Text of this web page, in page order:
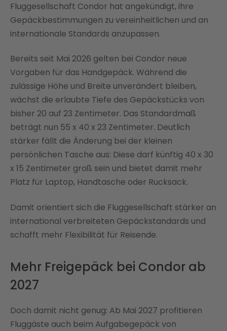
Fluggesellschaft Condor hat angekündigt, ihre
Gepäckbestimmungen zu vereinheitlichen und an
internationale Standards anzupassen.
Bereits seit Mai 2026 gelten bei Condor neue
Vorgaben für das Handgepäck. Während die
zulässige Höhe und Breite unverändert bleiben,
wächst die erlaubte Tiefe des Gepäckstücks von
bisher 20 auf 23 Zentimeter. Das Standardmaß
beträgt nun 55 x 40 x 23 Zentimeter. Deutlich
stärker fällt die Änderung bei der kleinen
persönlichen Tasche aus: Diese darf künftig 40 x 30
x 15 Zentimeter groß sein und bietet damit mehr
Platz für Laptop, Handtasche oder Rucksack.
Damit orientiert sich die Fluggesellschaft stärker an
international verbreiteten Gepäckstandards und
schafft mehr Flexibilität für Reisende.
Mehr Freigepäck bei Condor ab
2027
Doch damit nicht genug: Ab Mai 2027 profitieren
Fluggäste auch beim Aufgabegepäck von